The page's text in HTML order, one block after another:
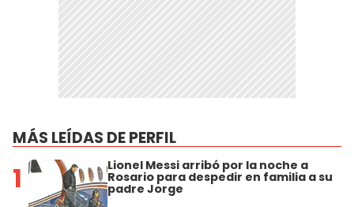
MÁS LEÍDAS DE PERFIL
1 Lionel Messi arribó por la noche a
Rosario para despedir en familia a su
padre Jorge